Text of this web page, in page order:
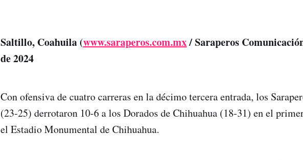
Saltillo, Coahuila (www.saraperos.com.mx/ Saraperos
de 2024
Con ofensiva de cuatro carreras en la décimo tercera entrada, los
(23-25) derrotaron 10-6 a los Dorados de Chihuahua (18-31) en el
el Estadio Monumental de Chihuahua.